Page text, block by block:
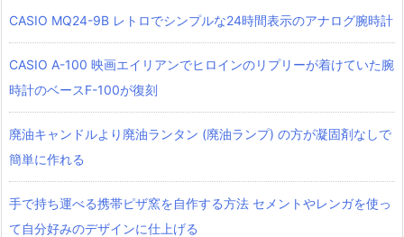
CASIO MQ24-9B レトロでシンプルな24時間表示のアナログ腕時計
CASIO A-100 映画エイリアンでヒロインのリプリーが着けていた腕
時計のベースF-100が復刻
廃油キャンドルより廃油ランタン (廃油ランプ) の方が凝固剤なしで
簡単に作れる
手で持ち運べる携帯ピザ窯を自作する方法 セメントやレンガを使っ
て自分好みのデザインに仕上げる